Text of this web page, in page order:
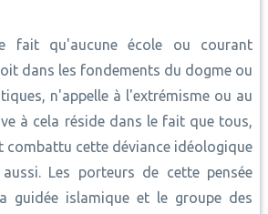
fait qu'aucune école ou courant
dans les fondements du dogme ou
n'appelle à l'extrémisme ou au
à cela réside dans le fait que tous,
combattu cette déviance idéologique
Les porteurs de cette pensée
guidée islamique et le groupe des